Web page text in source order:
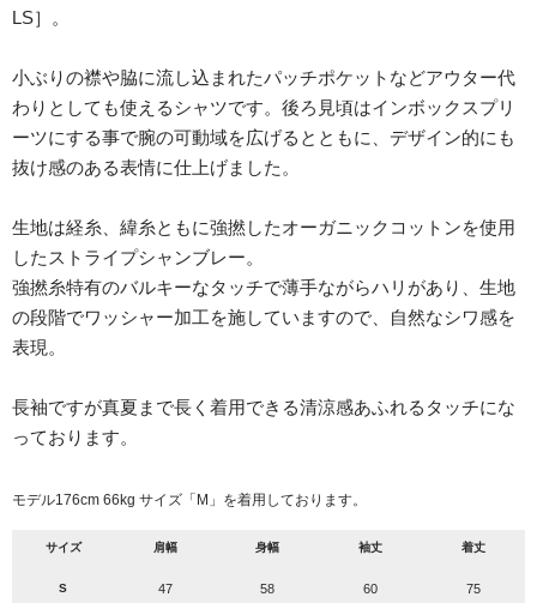
LS］。
小ぶりの襟や脇に流し込まれたパッチポケットなどアウター代
わりとしても使えるシャツです。後ろ見頃はインボックスプリ
ーツにする事で腕の可動域を広げるとともに、デザイン的にも
抜け感のある表情に仕上げました。
生地は経糸、緯糸ともに強撚したオーガニックコットンを使用
したストライプシャンブレー。
強撚糸特有のバルキーなタッチで薄手ながらハリがあり、生地
の段階でワッシャー加工を施していますので、自然なシワ感を
表現。
長袖ですが真夏まで長く着用できる清涼感あふれるタッチにな
っております。
モデル176cm 66kg サイズ「M」を着用しております。
サイズ 肩幅 身幅 袖丈 着丈
S 47 58 60 75